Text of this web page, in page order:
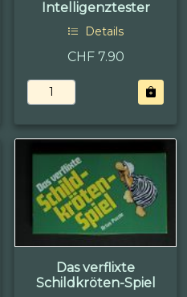
Intelligenztester
Details
CHF 7.90
Das verflixte
Schildkröten-Spiel